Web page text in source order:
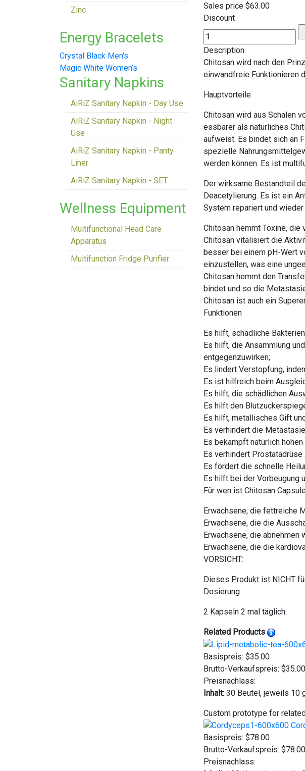
Sales price $63.00
Discount
Description
Chitosan wird nach den
einwandfreie Funktionieren
Hauptvorteile
Chitosan wird aus Schalen
essbarer als natürliches
aufweist. Es bindet sich an
spezielle
werden können. Es ist
Der wirksame Bestandteil
Deacetylierung. Es ist ein
System repariert und
Chitosan hemmt Toxine,
Chitosan vitalisiert die
besser bei einem pH-Wert
einzustellen, was eine
Chitosan hemmt den
bindet und so die
Chitosan ist auch ein
Funktionen
Es hilft, schädliche
Es hilft, die Ansammlung
entgegenzuwirken;
Es lindert Verstopfung,
Es ist hilfreich beim
Es hilft, die schädlichen
Es hilft den
Es hilft, metallisches Gift
Es verhindert die
Es bekämpft natürlich hohen
Es verhindert
Es fördert die schnelle
Es hilft bei der Vorbeugung
Für wen ist Chitosan
Erwachsene, die fettreiche
Erwachsene, die die
Erwachsene, die abnehmen
Erwachsene, die die
VORSICHT:
Dieses Produkt ist NICHT
Dosierung
2 Kapseln 2 mal täglich.
Related Products
Basispreis: $35.00
Brutto-Verkaufspreis: $35.00
Preisnachlass:
Inhalt: 30 Beutel, jeweils 10
Custom prototype for
Basispreis: $78.00
Brutto-Verkaufspreis: $78.00
Preisnachlass:
Zinc
Energy Bracelets
Crystal Black Men's
Magic White Women’s
Sanitary Napkins
AiRiZ Sanitary Napkin - Day Use
AiRiZ Sanitary Napkin - Night
Use
AiRiZ Sanitary Napkin - Panty
Liner
AiRiZ Sanitary Napkin - SET
Wellness Equipment
Multifunctional Head Care
Apparatus
Multifunction Fridge Purifier